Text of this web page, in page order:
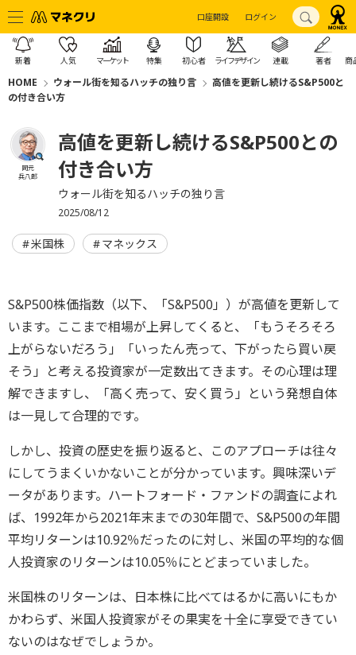
口座開設 ログイン
新着 人気 マーケット 特集 初心者 ライフデザイン 連載 著者 商
HOME ウォール街を知るハッチの独り言
高値を更新し続けるS&P500と
の付き合い方
岡元
兵八郎
高値を更新し続けるS&P500との
付き合い方
ウォール街を知るハッチの独り言
2025/08/12
米国株 マネックス
S&P500株価指数（以下、「S&P500」）が高値を更新して
います。ここまで相場が上昇してくると、「もうそろそろ
上がらないだろう」「いったん売って、下がったら買い戻
そう」と考える投資家が一定数出てきます。その心理は理
解できますし、「高く売って、安く買う」という発想自体
は一見して合理的です。
しかし、投資の歴史を振り返ると、このアプローチは往々
にしてうまくいかないことが分かっています。興味深いデ
ータがあります。ハートフォード・ファンドの調査によれ
ば、1992年から2021年末までの30年間で、S&P500の年間
平均リターンは10.92％だったのに対し、米国の平均的な個
人投資家のリターンは10.05％にとどまっていました。
米国株のリターンは、日本株に比べてはるかに高いにもか
かわらず、米国人投資家がその果実を十全に享受できてい
ないのはなぜでしょうか。